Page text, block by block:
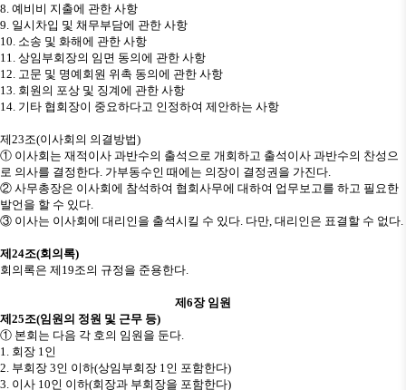
8. 예비비 지출에 관한 사항
9. 일시차입 및 채무부담에 관한 사항
10. 소송 및 화해에 관한 사항
11. 상임부회장의 임면 동의에 관한 사항
12. 고문 및 명예회원 위촉 동의에 관한 사항
13. 회원의 포상 및 징계에 관한 사항
14. 기타 협회장이 중요하다고 인정하여 제안하는 사항
제23조(이사회의 의결방법)
① 이사회는 재적이사 과반수의 출석으로 개회하고 출석이사 과반수의 찬성으
로 의사를 결정한다. 가부동수인 때에는 의장이 결정권을 가진다.
② 사무총장은 이사회에 참석하여 협회사무에 대하여 업무보고를 하고 필요한
발언을 할 수 있다.
③ 이사는 이사회에 대리인을 출석시킬 수 있다. 다만, 대리인은 표결할 수 없다.
제 24조(회의록)
회의록은 제 19조의 규정을 준용한다.
제 6장 임원
제 25조(임원의 정원 및 근무 등)
① 본회는 다음 각 호의 임원을 둔다.
1. 회장 1인
2. 부회장 3인 이하(상임부회장 1인 포함한다)
3. 이사 10인 이하(회장과 부회장을 포함한다)